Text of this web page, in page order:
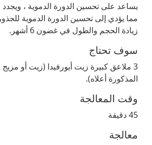
يساعد على تحسين الدورة الدموية ،
مما يؤدي إلى تحسين الدورة الدموية
زيادة الحجم والطول في غضون 6 أشهر.
سوف تحتاج
3 ملاعق كبيرة زيت أيورفيدا (زيت أو
المذكورة أعلاه).
وقت المعالجة
45 دقيقة
معالجة